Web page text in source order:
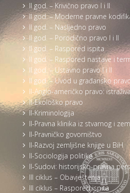
II god. – Krivično pravo I i II
II god. – Moderne pravne
II god. – Nasljedno pravo
II god. – Porodično pravo I i II
II god. – Raspored ispita
II god. – Raspored nastave i
II god. – Ustavno pravo I i II
II god. – Uvod u građansko
II-Anglo-američko pravo:
II-Ekološko pravo
II-Kriminologija
II-Pravna klinika iz stvarnog i
II-Pravničko govorništvo
II-Razvoj zemljišne knjige u BiH
II-Sociologija politike
II-Sudovi: historijsko-pravna
III ciklus – Obavještenja
III ciklus – Raspored ispita